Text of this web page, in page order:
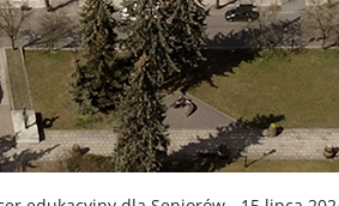
radnych
Komisje Rady Miasta
Terminarz spotkań
Uchwały Rady
Młodzieżowa Rada